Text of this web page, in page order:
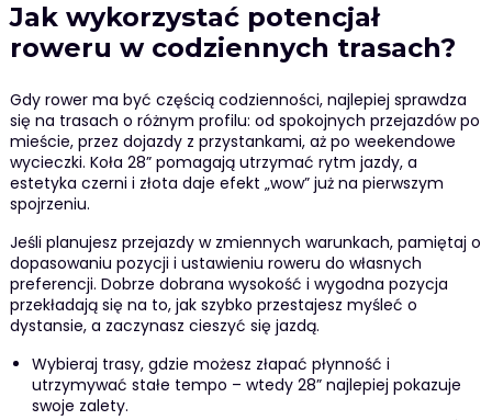
Jak wykorzystać potencjał
roweru w codziennych trasach?
Gdy rower ma być częścią codzienności, najlepiej sprawdza
się na trasach o różnym profilu: od spokojnych przejazdów po
mieście, przez dojazdy z przystankami, aż po weekendowe
wycieczki. Koła 28” pomagają utrzymać rytm jazdy, a
estetyka czerni i złota daje efekt „wow” już na pierwszym
spojrzeniu.
Jeśli planujesz przejazdy w zmiennych warunkach, pamiętaj o
dopasowaniu pozycji i ustawieniu roweru do własnych
preferencji. Dobrze dobrana wysokość i wygodna pozycja
przekładają się na to, jak szybko przestajesz myśleć o
dystansie, a zaczynasz cieszyć się jazdą.
Wybieraj trasy, gdzie możesz złapać płynność i
utrzymywać stałe tempo – wtedy 28” najlepiej pokazuje
swoje zalety.